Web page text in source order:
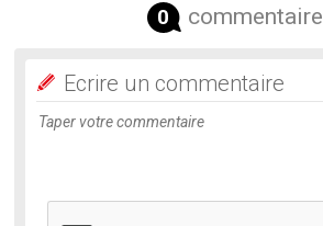
0 commentaire
Ecrire un commentaire